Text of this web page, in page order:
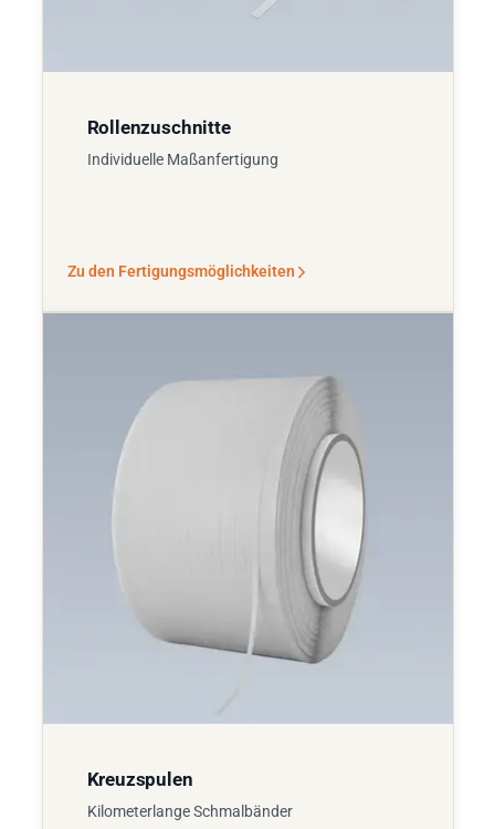
Rollenzuschnitte
Individuelle Maßanfertigung
Zu den Fertigungsmöglichkeiten
Kreuzspulen
Kilometerlange Schmalbänder